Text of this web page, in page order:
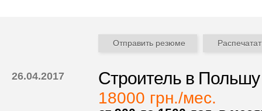
Отправить резюме
26.04.2017 Строитель в Польшу
18000 грн./мес.